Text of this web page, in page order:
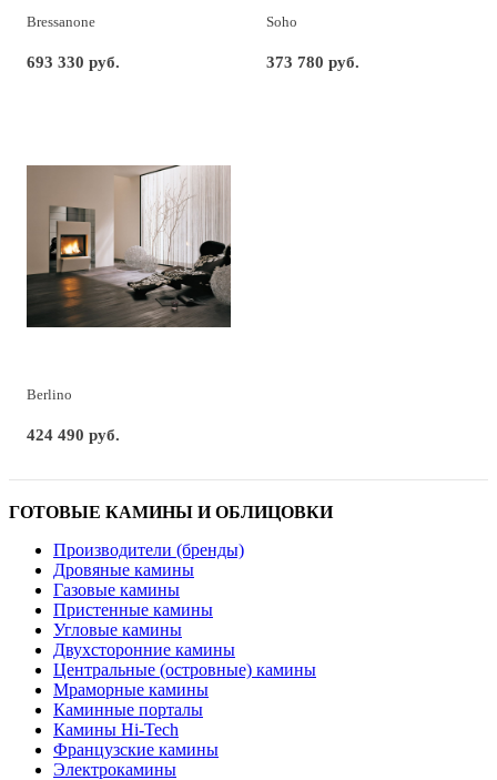
Bressanone
693 330 руб.
Soho
373 780 руб.
Berlino
424 490 руб.
ГОТОВЫЕ КАМИНЫ И ОБЛИЦОВКИ
Производители (бренды)
Дровяные камины
Газовые камины
Пристенные камины
Угловые камины
Двухсторонние камины
Центральные (островные) камины
Мраморные камины
Каминные порталы
Камины Hi-Tech
Французские камины
Электрокамины